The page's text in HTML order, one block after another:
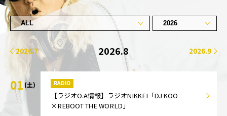
2026.7 2026.8 2026.9
01 (土) RADIO
【ラジオO.A情報】ラジオNIKKEI「DJ KOO
×REBOOT THE WORLD」